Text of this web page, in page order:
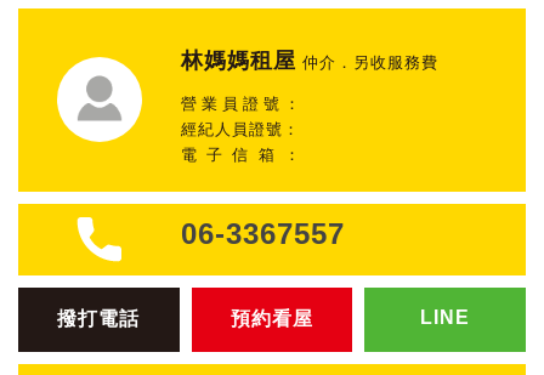
林媽媽租屋 仲介．另收服務費
營業員證號：
經紀人員證號：
電子信箱：
06-3367557
撥打電話 預約看屋 LINE